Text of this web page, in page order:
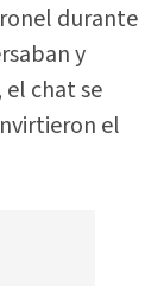
durante
y
el chat se
el